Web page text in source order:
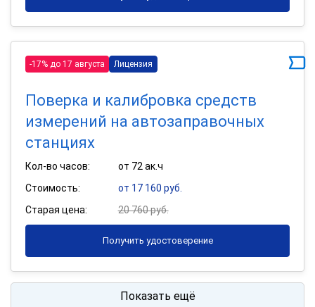
-17% до 17 августа Лицензия
Поверка и калибровка средств
измерений на автозаправочных
станциях
Кол-во часов:
от 72 ак.ч
Стоимость:
от 17 160 руб.
Старая цена:
20 760 руб.
Получить удостоверение
Показать ещё